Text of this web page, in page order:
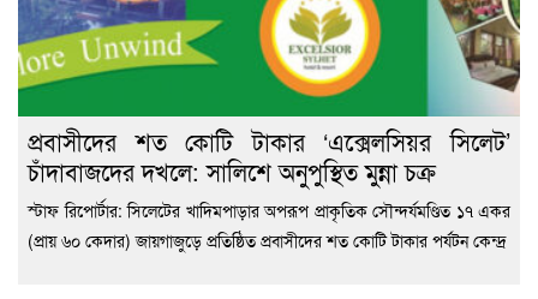
প্রবাসীদের শত কোটি টাকার ‘এক্সেলসিয়র সিলেট’
চাঁদাবাজদের দখলে: সালিশে অনুপুস্থিত মুন্না চক্র
স্টাফ রিপোর্টার: সিলেটের খাদিমপাড়ার অপরূপ প্রাকৃতিক সৌন্দর্যমণ্ডিত ১৭ একর
(প্রায় ৬০ কেদার) জায়গাজুড়ে প্রতিষ্ঠিত প্রবাসীদের শত কোটি টাকার পর্যটন কেন্দ্র